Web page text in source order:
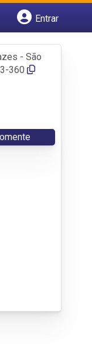
Entrar
- São
360